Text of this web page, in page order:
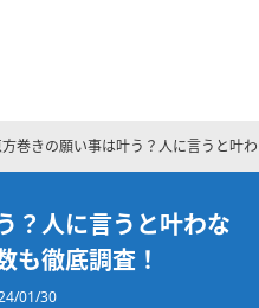
方巻きの願い事は叶う？人に言うと叶
？人に言うと叶わな
も徹底調査！
01/30